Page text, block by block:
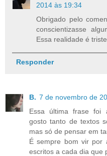
2014 às 19:34
Obrigado pelo
conscientizasse
Essa realidade é
Responder
B. 7 de novembro de
Essa última frase foi
gosto tanto de textos
mas só de pensar em
É sempre bom vir por
escritos a cada dia que